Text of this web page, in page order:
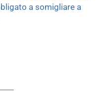
a somigliare a